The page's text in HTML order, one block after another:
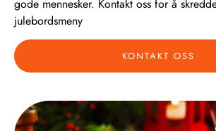
gode mennesker. Kontakt oss for å
julebordsmeny
KONTAKT OSS